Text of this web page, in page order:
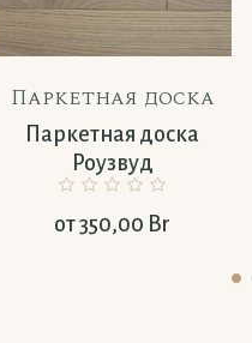
Паркетная доска
Паркетная доска
Роузвуд
от350,00 Br